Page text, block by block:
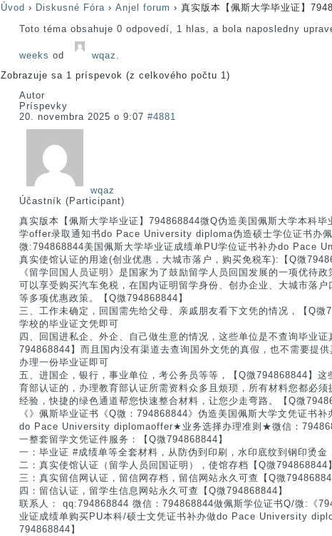
Úvod › Diskusné Fóra › Anjel forum › 真实版本【佩斯大学毕业证】
Toto téma obsahuje 0 odpovedí, 1 hlas, a bola naposledny
weeks od wqaz .
Zobrazuje sa 1 príspevok (z celkového počtu 1)
Autor
Príspevky
20. novembra 2025 o 9:07 #4881
wqaz
Účastník (Participant)
真实版本【佩斯大学毕业证】794868844微Q伪造美国佩斯大学本科毕
学offer录取通知书do Pace University diploma伪造硕士学位证书办
微:794868844美国佩斯大学毕业证成绩单PU学位证书补办do Pace
真实使馆认证的用途(创业优惠，大城市落户，购买免税车):【Q微
《留学回国人员证明》是国家为了鼓励留学人员回国发展的一项优待政
可以享受购买汽车免税，在国内证明留学身份、创办企业、大城市落户
等多项优惠政策。【Q微794868844】
三、工作未确定，回国需先给父母、亲戚朋友看下文凭的情况，【Q微
学校的毕业证文凭即可
四、回国进私企、外企、自己做生意的情况，这些单位是不查询毕业证
794868844】而且国内没有渠道去查询国外文凭的真假，也不需要提供
办理一份毕业证即可
五、进国企，银行，事业单位，考公务员等等，【Q微794868844】这
育部认证的，办理教育部认证所需资料众多且烦琐，所有材料您都必须
经验，快捷的绿色通道帮您快速整合材料，让您少走弯路。【Q微
《》佩斯毕业证书《Q微：794868844》伪造美国佩斯大学文凭证书补
do Pace University diplomaoffer★业务选择办理准则★微信：
一整套留学文凭证件服务：【Q微794868844】
一：毕业证 #成绩单等全套材料，从防伪到印刷，水印底纹到钢印烫金
二：真实使馆认证（留学人员回国证明），使馆存档【Q微794868844】
三：真实留信网认证，留信网存档，留信网站永久可查【Q微
四：留信认证，留学生信息网站永久可查【Q微794868844】
联系人： qq:794868844 微信：794868844做佩斯学位证书Q/微:《
业证成绩单购买PU本科/硕士文凭证书补办做do Pace University
794868844】